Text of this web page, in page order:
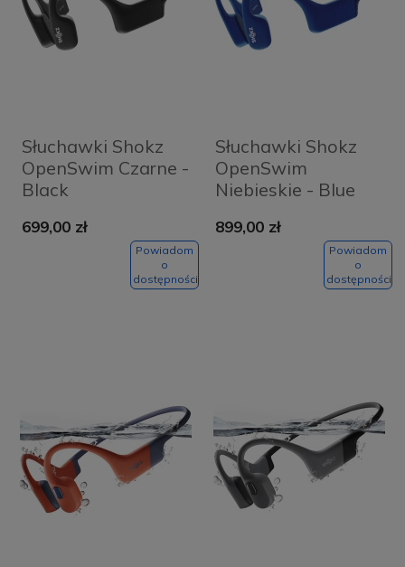
Słuchawki Shokz
OpenSwim Czarne -
Black
699,00 zł
Powiadom
o
dostępności
Słuchawki Shokz
OpenSwim
Niebieskie - Blue
899,00 zł
Powiadom
o
dostępności